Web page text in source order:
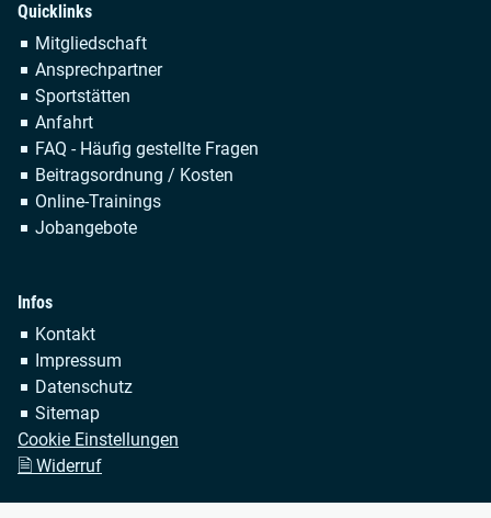
Quicklinks
Navigation
überspringen
Mitgliedschaft
Ansprechpartner
Sportstätten
Anfahrt
FAQ - Häufig gestellte Fragen
Beitragsordnung / Kosten
Online-Trainings
Jobangebote
Infos
Navigation
überspringen
Kontakt
Impressum
Datenschutz
Sitemap
Cookie Einstellungen
🗎 Widerruf